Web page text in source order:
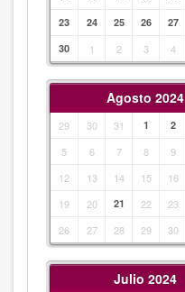
23
24 25 26 27
30
1 2 3 4
Agosto 2024
29 30 31 1 2
5 6 7 8 9
12
13 14 15 16
19
20 21 22 23
26
27 28 29 30
Julio 2024